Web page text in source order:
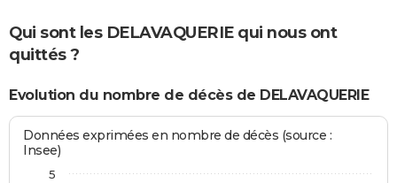
Qui sont les DELAVAQUERIE qui nous ont
quittés ?
Evolution du nombre de décès de DELAVAQUERIE
Données exprimées en nombre de décès (source :
Insee)
5